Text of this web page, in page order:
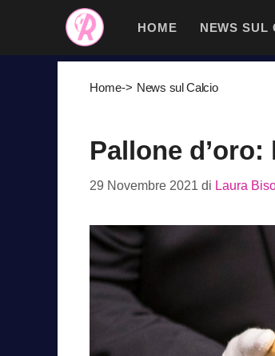
contenuto
HOME NEWS SUL
Home-> News sul Calcio
Pallone
29 Novembre 2021 di Laura